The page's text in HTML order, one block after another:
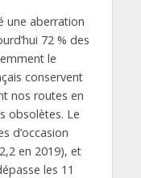
une aberration
72 % des
le
conservent
nos routes en
obsolètes. Le
d’occasion
en 2019), et
les 11